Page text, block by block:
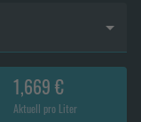
1,669 €
Aktuell pro Liter